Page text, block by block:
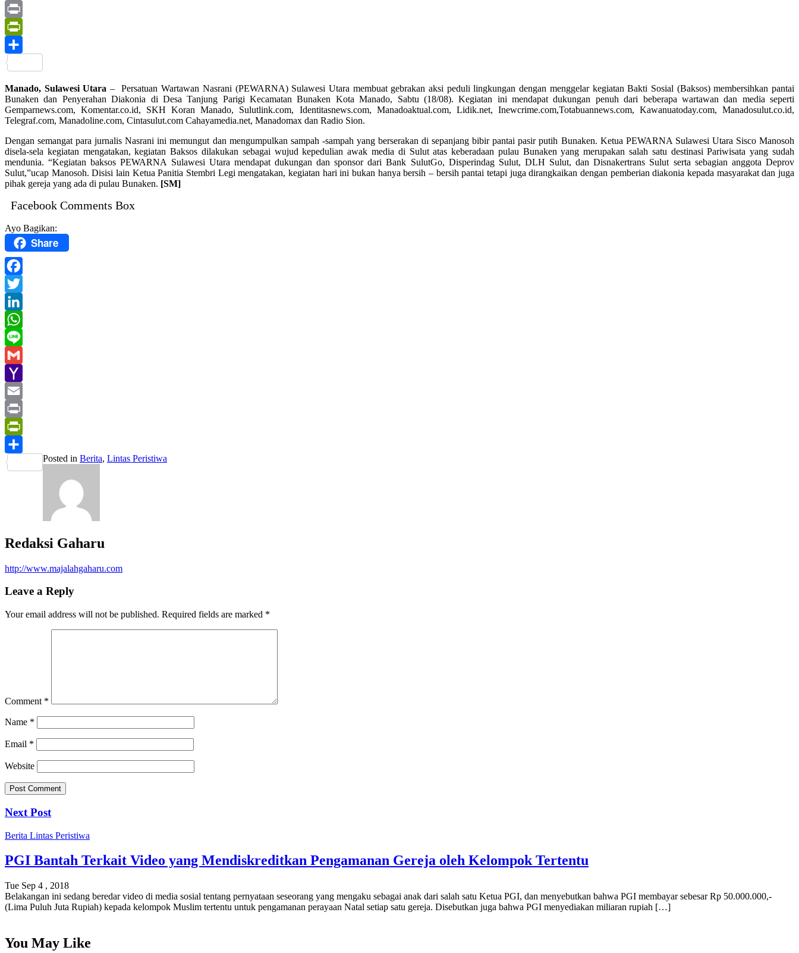
Mail
Email
Print
PrintFriendly
Manado, Sulawesi Utara – Persatuan Wartawan Nasrani (PEWARNA) Sulawesi Utara membuat gebrakan aksi peduli lingkungan dengan menggelar kegiatan Bakti Sosial (Baksos) membersihkan pantai
Bunaken dan Penyerahan Diakonia di Desa Tanjung Parigi Kecamatan Bunaken Kota Manado, Sabtu (18/08). Kegiatan ini mendapat dukungan penuh dari beberapa wartawan dan media seperti
Gemparnews.com, Komentar.co.id, SKH Koran Manado, Sulutlink.com, Identitasnews.com, Manadoaktual.com, Lidik.net, Inewcrime.com,Totabuannews.com, Kawanuatoday.com, Manadosulut.co.id,
Telegraf.com, Manadoline.com, Cintasulut.com Cahayamedia.net, Manadomax dan Radio Sion.
Dengan semangat para jurnalis Nasrani ini memungut dan mengumpulkan sampah -sampah yang berserakan di sepanjang bibir pantai pasir putih Bunaken. Ketua PEWARNA Sulawesi Utara Sisco Manosoh
disela-sela kegiatan mengatakan, kegiatan Baksos dilakukan sebagai wujud kepedulian awak media di Sulut atas keberadaan pulau Bunaken yang merupakan salah satu destinasi Pariwisata yang sudah
mendunia. “Kegiatan baksos PEWARNA Sulawesi Utara mendapat dukungan dan sponsor dari Bank SulutGo, Disperindag Sulut, DLH Sulut, dan Disnakertrans Sulut serta sebagian anggota Deprov
Sulut,”ucap Manosoh. Disisi lain Ketua Panitia Stembri Legi mengatakan, kegiatan hari ini bukan hanya bersih – bersih pantai tetapi juga dirangkaikan dengan pemberian diakonia kepada masyarakat dan juga
pihak gereja yang ada di pulau Bunaken. [SM]
Facebook Comments Box
Ayo Bagikan:
Share
Facebook
Twitter
LinkedIn
WhatsApp
Line
Gmail
Yahoo
Mail
Email
Print
PrintFriendly
Share
Posted in Berita, Lintas Peristiwa
Redaksi Gaharu
http://www.majalahgaharu.com
Leave a Reply
Your email address will not be published. Required fields are marked *
Comment *
Name *
Email *
Website
Next Post
Berita Lintas Peristiwa
PGI Bantah Terkait Video yang Mendiskreditkan Pengamanan Gereja oleh Kelompok Tertentu
Tue Sep 4 , 2018
Belakangan ini sedang beredar video di media sosial tentang pernyataan seseorang yang mengaku sebagai anak dari salah satu Ketua PGI, dan menyebutkan bahwa PGI membayar sebesar Rp 50.000.000,-
(Lima Puluh Juta Rupiah) kepada kelompok Muslim tertentu untuk pengamanan perayaan Natal setiap satu gereja. Disebutkan juga bahwa PGI menyediakan miliaran rupiah […]
You May Like